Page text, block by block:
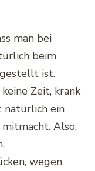
man bei
beim
ist.
Zeit, krank
natürlich ein
mitmacht. Also,
wegen